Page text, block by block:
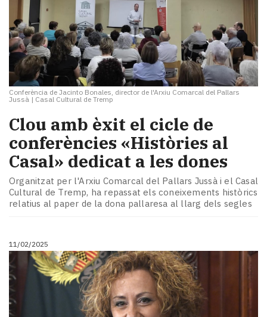
Conferència de Jacinto Bonales, director de l'Arxiu Comarcal del Pallars
Jussà | Casal Cultural de Tremp
Clou amb èxit el cicle de
conferències «Històries al
Casal» dedicat a les dones
Organitzat per l'Arxiu Comarcal del Pallars Jussà i el Casal
Cultural de Tremp, ha repassat els coneixements històrics
relatius al paper de la dona pallaresa al llarg dels segles
11/02/2025